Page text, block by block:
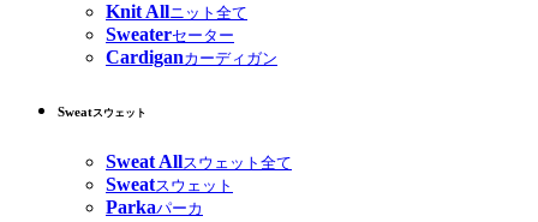
Knit Allニット全て
Sweaterセーター
Cardiganカーディガン
Sweatスウェット
Sweat Allスウェット全て
Sweatスウェット
Parkaパーカ